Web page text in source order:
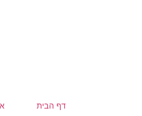
דף הבית